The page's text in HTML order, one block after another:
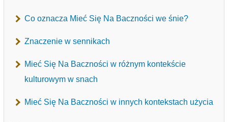
Co oznacza Mieć Się Na Baczności we śnie?
Znaczenie w sennikach
Mieć Się Na Baczności w różnym kontekście
kulturowym w snach
Mieć Się Na Baczności w innych kontekstach użycia